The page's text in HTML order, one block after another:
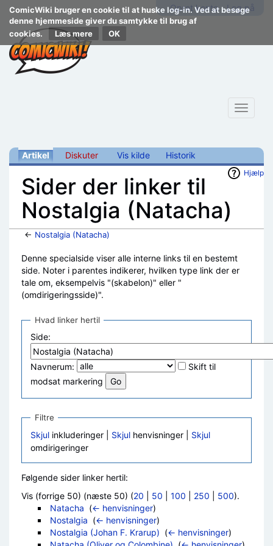
ComicWiki bruger en cookie til at huske log-in. Ved at besøge
denne hjemmeside giver du samtykke til brug af
cookies.
Læs mere
Opret konto Log på
Toggle
Artikel Diskuter Vis kilde Historik
Hjælp
Sider der linker til
Nostalgia (Natacha)
← Nostalgia (Natacha)
Denne specialside viser alle interne links til en bestemt
side. Noter i parentes indikerer, hvilken type link der er
tale om, eksempelvis "(skabelon)" eller "
(omdirigeringsside)".
Hvad linker hertil
Side:
Navnerum:
Skift til
modsat markering
Filtre
Skjul inkluderinger | Skjul henvisninger | Skjul
omdirigeringer
Følgende sider linker hertil:
Vis (forrige 50) (næste 50) (20 50 100 250 500).
Natacha (← henvisninger)
Nostalgia (← henvisninger)
Nostalgia (Johan F. Krarup) (← henvisninger)